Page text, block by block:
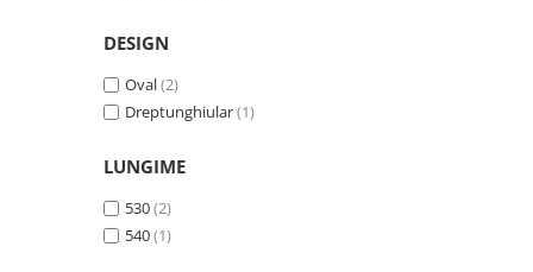
Lavoare pe blat
Lavoare sub blat
Lavoare pe mobilier
Lavoare suspendate,semipiedestal
DESIGN
Oval(2)
Dreptunghiular(1)
LUNGIME
530(2)
540(1)